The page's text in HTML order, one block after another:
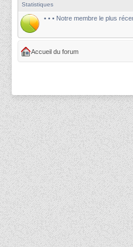
Statistiques
• • • Notre membre le plus
Accueil du forum